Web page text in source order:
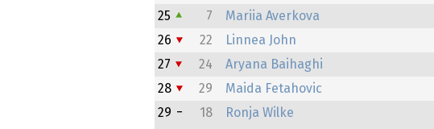
25
7 Mariia Averkova
26
22 Linnea John
27
24 Aryana Baihaghi
28
29 Maida Fetahovic
29
18 Ronja Wilke